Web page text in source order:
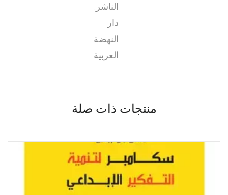
الناشر:
دار
النهضة
العربية
منتجات ذات صلة